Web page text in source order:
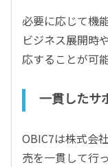
必要に応じて機
ビジネス展開時
応することが可能
一貫したサ
OBIC7は株式会
売を一貫して行